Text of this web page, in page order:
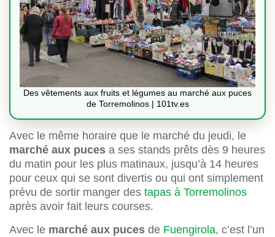
Des vêtements aux fruits et légumes au marché aux puces
de Torremolinos | 101tv.es
Avec le même horaire que le marché du jeudi, le
marché aux puces a ses stands prêts dès 9 heures
du matin pour les plus matinaux, jusqu’à 14 heures
pour ceux qui se sont divertis ou qui ont simplement
prévu de sortir manger des tapas à Torremolinos
après avoir fait leurs courses.
Avec le marché aux puces de Fuengirola, c’est l’un